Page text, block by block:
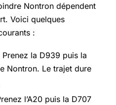
Nontron dépendent
Voici quelques
:
Prenez la D939 puis la
Nontron. Le trajet dure
l’A20 puis la D707